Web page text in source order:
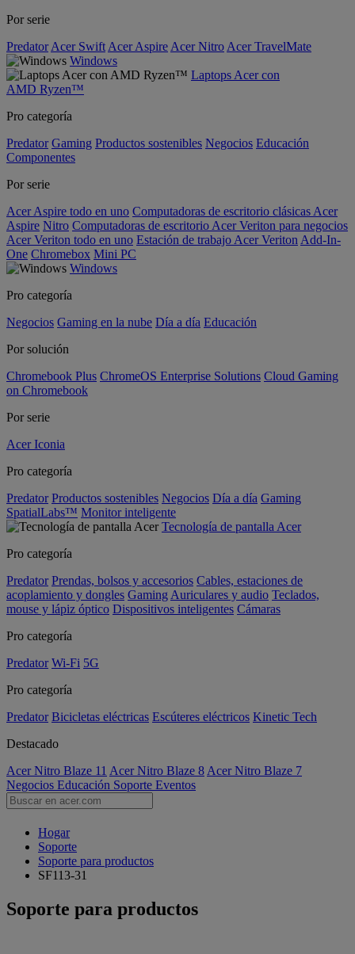
Por serie
Predator Acer Swift Acer Aspire Acer Nitro Acer TravelMate
Windows
Laptops Acer con
AMD Ryzen™
Pro categoría
Predator Gaming Productos sostenibles Negocios Educación
Componentes
Por serie
Acer Aspire todo en uno Computadoras de escritorio clásicas Acer
Aspire Nitro Computadoras de escritorio Acer Veriton para negocios
Acer Veriton todo en uno Estación de trabajo Acer Veriton Add-In-
One Chromebox Mini PC
Windows
Pro categoría
Negocios Gaming en la nube Día a día Educación
Por solución
Chromebook Plus ChromeOS Enterprise Solutions Cloud Gaming
on Chromebook
Por serie
Acer Iconia
Pro categoría
Predator Productos sostenibles Negocios Día a día Gaming
SpatialLabs™ Monitor inteligente
Tecnología de pantalla Acer
Pro categoría
Predator Prendas, bolsos y accesorios Cables, estaciones de
acoplamiento y dongles Gaming Auriculares y audio Teclados,
mouse y lápiz óptico Dispositivos inteligentes Cámaras
Pro categoría
Predator Wi-Fi 5G
Pro categoría
Predator Bicicletas eléctricas Escúteres eléctricos Kinetic Tech
Destacado
Acer Nitro Blaze 11 Acer Nitro Blaze 8 Acer Nitro Blaze 7
Negocios Educación Soporte Eventos
Hogar
Soporte
Soporte para productos
SF113-31
Soporte para productos